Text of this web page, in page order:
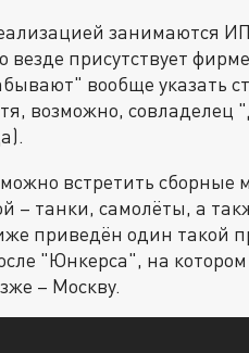
занимаются
везде присутствует
вообще указать
возможно,
встретить
– танки, самолёты, а
приведён один такой
"Юнкерса", на
– Москву.